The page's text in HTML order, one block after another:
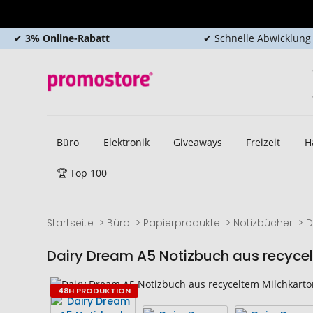
✔ 3% Online-Rabatt ✔ Schnelle Abwicklung
Büro Elektronik Giveaways Freizeit
🏆 Top 100
Startseite Büro Papierprodukte Notizbücher
Dairy Dream A5 Notizbuch aus
Zum
Ende
Zum
Anfang
48H PRODUKTION